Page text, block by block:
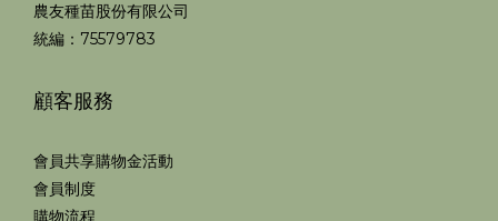
農友種苗股份有限公司
統編：75579783
顧客服務
會員共享購物金活動
會員制度
購物流程